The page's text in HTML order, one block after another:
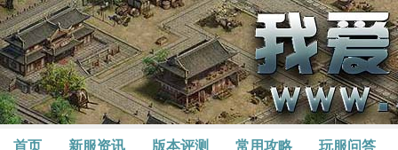
首页 新服资讯 版本评测 常用攻略 玩服问答